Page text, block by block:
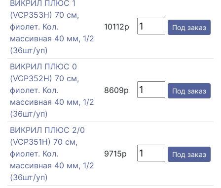
ВИКРИЛ ПЛЮС 1
(VCP353H) 70 см,
фиолет. Кол.
массивная 40 мм, 1/2
(36шт/уп)
10112р Под заказ
ВИКРИЛ ПЛЮС 0
(VCP352H) 70 см,
фиолет. Кол.
массивная 40 мм, 1/2
(36шт/уп)
8609р Под заказ
ВИКРИЛ ПЛЮС 2/0
(VCP351H) 70 см,
фиолет. Кол.
массивная 40 мм, 1/2
(36шт/уп)
9715р Под заказ